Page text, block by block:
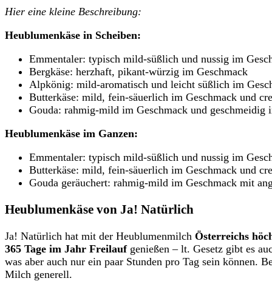
Hier eine kleine Beschreibung:
Heublumenkäse in Scheiben:
Emmentaler: typisch mild-süßlich und nussig im
Bergkäse: herzhaft, pikant-würzig im Geschmack
Alpkönig: mild-aromatisch und leicht süßlich im
Butterkäse: mild, fein-säuerlich im Geschmack und
Gouda: rahmig-mild im Geschmack und geschmeidig
Heublumenkäse im Ganzen:
Emmentaler: typisch mild-süßlich und nussig im
Butterkäse: mild, fein-säuerlich im Geschmack und
Gouda geräuchert: rahmig-mild im Geschmack mit
Heublumenkäse von Ja! Natürlich
Ja! Natürlich hat mit der Heublumenmilch Österreichs
365 Tage im Jahr Freilaufgenießen – lt. Gesetz gibt es
was aber auch nur ein paar Stunden pro Tag sein können.
Milch generell.